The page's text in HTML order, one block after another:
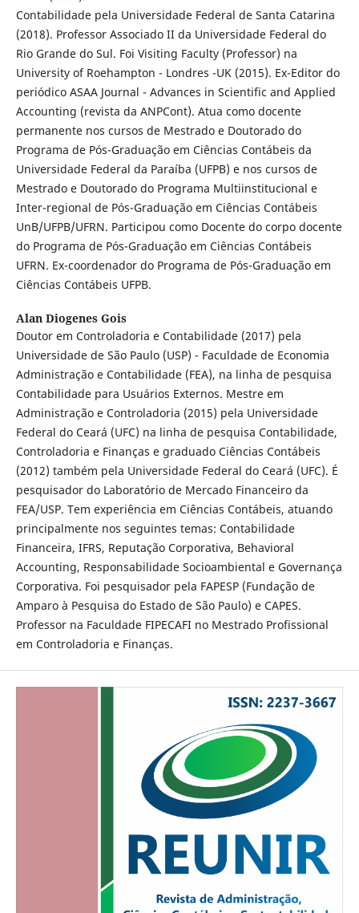
Contabilidade pela Universidade Federal de Santa Catarina
(2018). Professor Associado II da Universidade Federal do
Rio Grande do Sul. Foi Visiting Faculty (Professor) na
University of Roehampton - Londres -UK (2015). Ex-Editor do
periódico ASAA Journal - Advances in Scientific and Applied
Accounting (revista da ANPCont). Atua como docente
permanente nos cursos de Mestrado e Doutorado do
Programa de Pós-Graduação em Ciências Contábeis da
Universidade Federal da Paraíba (UFPB) e nos cursos de
Mestrado e Doutorado do Programa Multiinstitucional e
Inter-regional de Pós-Graduação em Ciências Contábeis
UnB/UFPB/UFRN. Participou como Docente do corpo docente
do Programa de Pós-Graduação em Ciências Contábeis
UFRN. Ex-coordenador do Programa de Pós-Graduação em
Ciências Contábeis UFPB.
Alan Diogenes Gois
Doutor em Controladoria e Contabilidade (2017) pela
Universidade de São Paulo (USP) - Faculdade de Economia
Administração e Contabilidade (FEA), na linha de pesquisa
Contabilidade para Usuários Externos. Mestre em
Administração e Controladoria (2015) pela Universidade
Federal do Ceará (UFC) na linha de pesquisa Contabilidade,
Controladoria e Finanças e graduado Ciências Contábeis
(2012) também pela Universidade Federal do Ceará (UFC). É
pesquisador do Laboratório de Mercado Financeiro da
FEA/USP. Tem experiência em Ciências Contábeis, atuando
principalmente nos seguintes temas: Contabilidade
Financeira, IFRS, Reputação Corporativa, Behavioral
Accounting, Responsabilidade Socioambiental e Governança
Corporativa. Foi pesquisador pela FAPESP (Fundação de
Amparo à Pesquisa do Estado de São Paulo) e CAPES.
Professor na Faculdade FIPECAFI no Mestrado Profissional
em Controladoria e Finanças.